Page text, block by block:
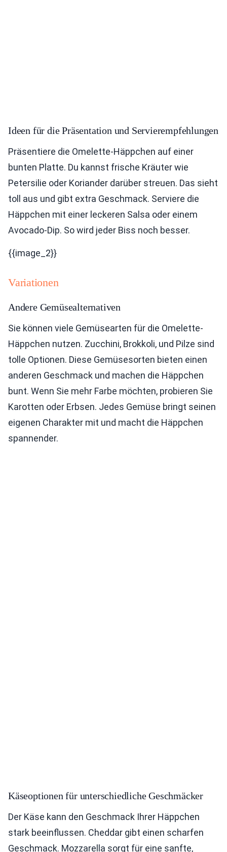
Ideen für die Präsentation und Servierempfehlungen
Präsentiere die Omelette-Häppchen auf einer
bunten Platte. Du kannst frische Kräuter wie
Petersilie oder Koriander darüber streuen. Das sieht
toll aus und gibt extra Geschmack. Serviere die
Häppchen mit einer leckeren Salsa oder einem
Avocado-Dip. So wird jeder Biss noch besser.
{{image_2}}
Variationen
Andere Gemüsealternativen
Sie können viele Gemüsearten für die Omelette-
Häppchen nutzen. Zucchini, Brokkoli, und Pilze sind
tolle Optionen. Diese Gemüsesorten bieten einen
anderen Geschmack und machen die Häppchen
bunt. Wenn Sie mehr Farbe möchten, probieren Sie
Karotten oder Erbsen. Jedes Gemüse bringt seinen
eigenen Charakter mit und macht die Häppchen
spannender.
Käseoptionen für unterschiedliche Geschmäcker
Der Käse kann den Geschmack Ihrer Häppchen
stark beeinflussen. Cheddar gibt einen scharfen
Geschmack. Mozzarella sorgt für eine sanfte,